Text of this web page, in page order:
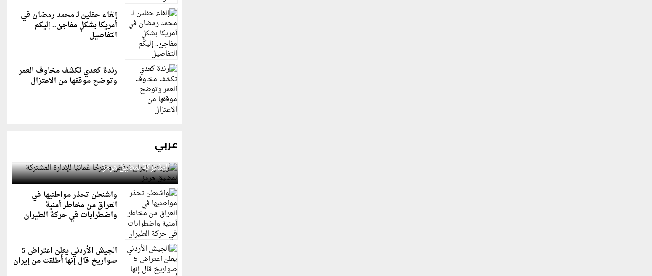
إلغاء حفلين لـ محمد رمضان في
أمريكا بشكلٍ مفاجئ.. إليكم
التفاصيل
رندة كعدي تكشف مخاوف العمر
وتوضح موقفها من الاعتزال
عربي
رويترز: إيران ترفض مقترحًا عُمانيًا للإدارة
المشتركة لمضيق هرمز
واشنطن تحذر مواطنيها في
العراق من مخاطر أمنية
واضطرابات في حركة الطيران
الجيش الأردني يعلن اعتراض 5
صواريخ قال إنها أُطلقت من إيران